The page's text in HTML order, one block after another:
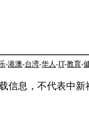
-港澳-台湾-华人-IT-教育-
信息，不代表中